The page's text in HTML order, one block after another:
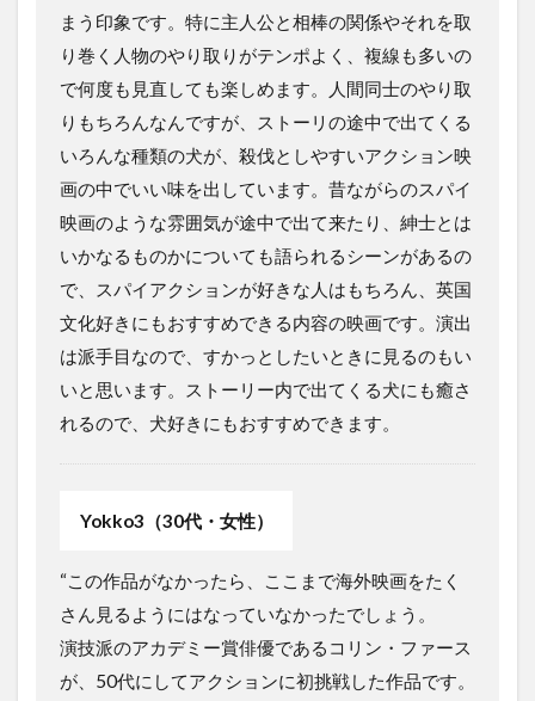
まう印象です。特に主人公と相棒の関係やそれを取
り巻く人物のやり取りがテンポよく、複線も多いの
で何度も見直しても楽しめます。人間同士のやり取
りもちろんなんですが、ストーリの途中で出てくる
いろんな種類の犬が、殺伐としやすいアクション映
画の中でいい味を出しています。昔ながらのスパイ
映画のような雰囲気が途中で出て来たり、紳士とは
いかなるものかについても語られるシーンがあるの
で、スパイアクションが好きな人はもちろん、英国
文化好きにもおすすめできる内容の映画です。演出
は派手目なので、すかっとしたいときに見るのもい
いと思います。ストーリー内で出てくる犬にも癒さ
れるので、犬好きにもおすすめできます。
Yokko3（30代・女性）
“この作品がなかったら、ここまで海外映画をたく
さん見るようにはなっていなかったでしょう。
演技派のアカデミー賞俳優であるコリン・ファース
が、50代にしてアクションに初挑戦した作品です。